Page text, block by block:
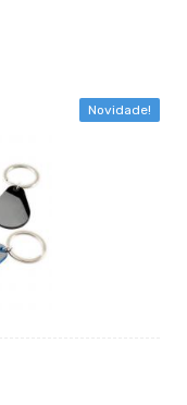
Novidade!